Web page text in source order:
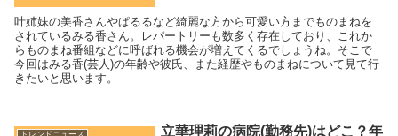
叶姉妹の美香さんやぱるるなど綺麗な方から可愛い方までものまねを
されているみる香さん。レパートリーも数多く存在しており、これか
らものまね番組などに呼ばれる機会が増えてくるでしょうね。そこで
今回はみる香(芸人)の年齢や彼氏、また経歴やものまねについて見て行
きたいと思います。
トレンドニュース
立華理莉の病院(勤務先)はどこ？年